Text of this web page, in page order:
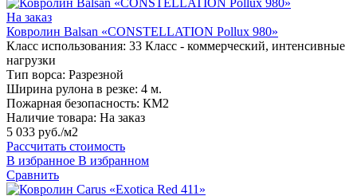
На заказ
Ковролин Balsan «CONSTELLATION Pollux 980»
Класс использования: 33 Класс - коммерческий, интенсивные
нагрузки
Тип ворса: Разрезной
Ширина рулона в резке: 4 м.
Пожарная безопасность: КМ2
Наличие товара: На заказ
5 033 руб./м2
Рассчитать стоимость
В избранное В избранном
Сравнить